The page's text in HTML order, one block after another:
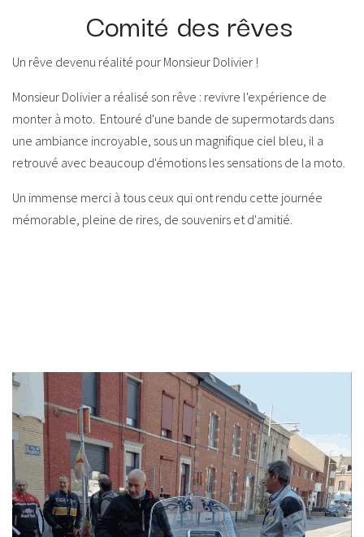
Comité des rêves
Un rêve devenu réalité pour Monsieur Dolivier !
Monsieur Dolivier a réalisé son rêve : revivre l'expérience de
monter à moto. Entouré d'une bande de supermotards dans
une ambiance incroyable, sous un magnifique ciel bleu, il a
retrouvé avec beaucoup d'émotions les sensations de la moto.
Un immense merci à tous ceux qui ont rendu cette journée
mémorable, pleine de rires, de souvenirs et d'amitié.